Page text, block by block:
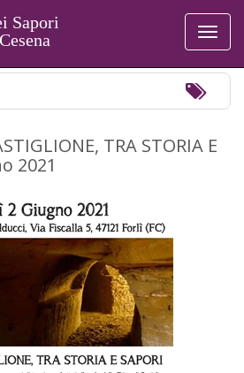
Sapori
TRA STORIA E
2021